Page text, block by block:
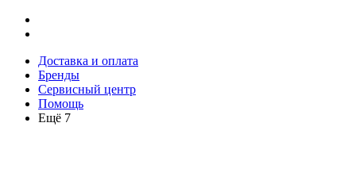
Доставка и оплата
Бренды
Сервисный центр
Помощь
Ещё 7